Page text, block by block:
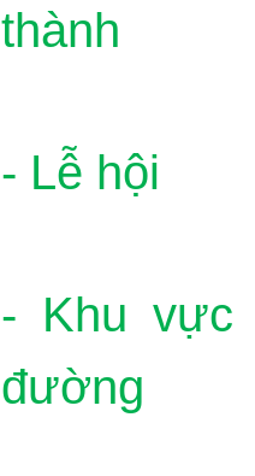
thành
- Lễ hội
- Khu vực
đường